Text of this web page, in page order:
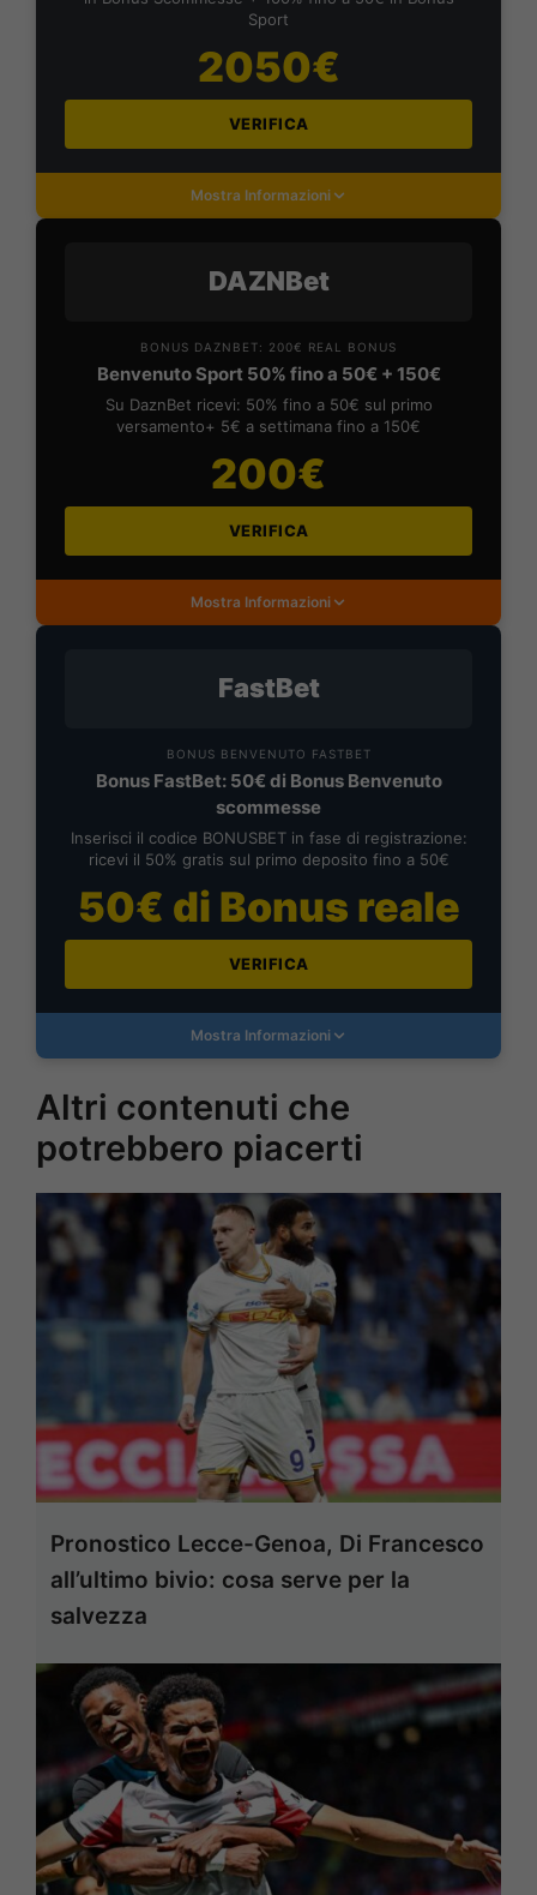
Sport
2050€
VERIFICA
Mostra Informazioni
DAZNBet
BONUS DAZNBET: 200€ REAL BONUS
Benvenuto Sport 50% fino a 50€ + 150€
Su DaznBet ricevi: 50% fino a 50€ sul primo
versamento+ 5€ a settimana fino a 150€
200€
VERIFICA
Mostra Informazioni
FastBet
BONUS BENVENUTO FASTBET
Bonus FastBet: 50€ di Bonus Benvenuto
scommesse
Inserisci il codice BONUSBET in fase di registrazione:
ricevi il 50% gratis sul primo deposito fino a 50€
50€ di Bonus reale
VERIFICA
Mostra Informazioni
Altri contenuti che
potrebbero piacerti
Pronostico Lecce-Genoa, Di Francesco
all’ultimo bivio: cosa serve per la
salvezza